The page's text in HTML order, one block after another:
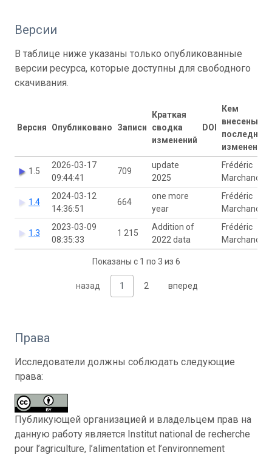
Версии
В таблице ниже указаны только опубликованные
версии ресурса, которые доступны для свободного
скачивания.
Версия Опубликовано Записи
Краткая
сводка
изменений
DOI
Кем
внесены
последние
изменения
1.5
2026-03-17
09:44:41
709
update
2025
Frédéric
Marchand
1.4
2024-03-12
14:36:51
664
one more
year
Frédéric
Marchand
1.3
2023-03-09
08:35:33
1 215
Addition of
2022 data
Frédéric
Marchand
Показаны с 1 по 3 из 6
назад 1 2 вперед
Права
Исследователи должны соблюдать следующие
права:
Публикующей организацией и владельцем прав на
данную работу является Institut national de recherche
pour l’agriculture, l’alimentation et l’environnement